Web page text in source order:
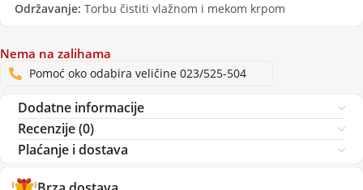
Održavanje: Torbu čistiti vlažnom i mekom krpom
Nema na zalihama
Pomoć oko odabira veličine 023/525-504
Dodatne informacije
Recenzije (0)
Plaćanje i dostava